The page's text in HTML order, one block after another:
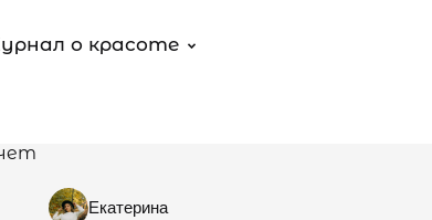
о красоте
Posted
Екатерина